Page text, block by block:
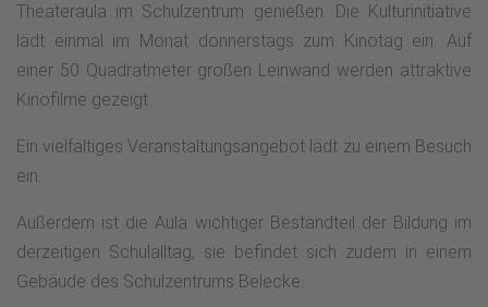
Theateraula im Schulzentrum genießen. Die Kulturinitiative
lädt einmal im Monat donnerstags zum Kinotag ein. Auf
einer 50 Quadratmeter großen Leinwand werden attraktive
Kinofilme gezeigt.
Ein vielfältiges Veranstaltungsangebot lädt zu einem Besuch
ein.
Außerdem ist die Aula wichtiger Bestandteil der Bildung im
derzeitigen Schulalltag, sie befindet sich zudem in einem
Gebäude des Schulzentrums Belecke.